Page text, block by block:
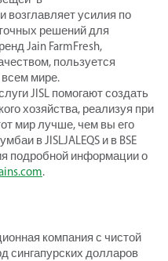
возглавляет усилия по
решений для
Jain FarmFresh,
пользуется
мире.
JISL помогают создать
хозяйства, реализуя при
мир лучше, чем вы его
в JISLJALEQS и в BSE
подробной информации о
.
компания с чистой
сингапурских долларов